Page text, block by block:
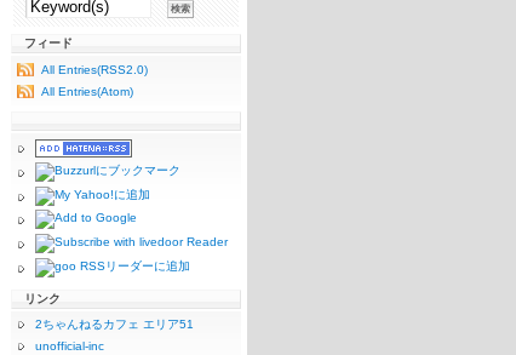
フィード
All Entries(RSS2.0)
All Entries(Atom)
リンク
2ちゃんねるカフェ エリア51
unofficial-inc